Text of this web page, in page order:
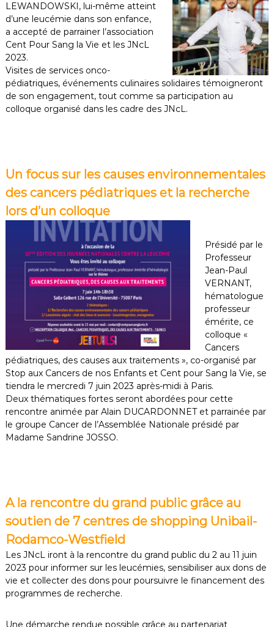
LEWANDOWSKI, lui-même atteint
d’une leucémie dans son enfance,
a accepté de parrainer l’association
Cent Pour Sang la Vie et les JNcL
2023.
Visites de services onco-
pédiatriques, événements culinaires solidaires témoigneront
de son engagement, tout comme sa participation au
colloque organisé dans les cadre des JNcL.
Un focus sur les causes environnementales
des cancers pédiatriques et la recherche
lors d’un colloque
Présidé par le
Professeur
Jean-Paul
VERNANT,
hématologue
professeur
émérite, ce
colloque «
Cancers
pédiatriques, des causes aux traitements », co-organisé par
Stop aux Cancers de nos Enfants et Cent pour Sang la Vie, se
tiendra le mercredi 7 juin 2023 après-midi à Paris.
Deux thématiques fortes seront abordées pour cette
rencontre animée par Alain DUCARDONNET et parrainée par
le groupe Cancer de l’Assemblée Nationale présidé par
Madame Sandrine JOSSO.
A la rencontre du grand public grâce au
soutien de 7 centres de shopping Unibail-
Rodamco-Westfield
Les JNcL iront à la rencontre du grand public du 2 au 11 juin
2023 pour informer sur les leucémies, sensibiliser aux dons de
vie et collecter des dons pour poursuivre le financement des
programmes de recherche.
Une démarche rendue possible grâce au partenariat